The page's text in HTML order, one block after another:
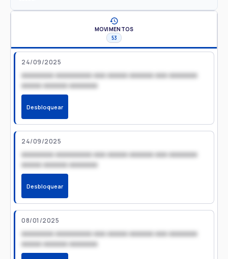
MOVIMENTOS
53
24/09/2025
xxxxxxxx xxxxxxxxx xxx xxxxx xxxxxx xxx xxxxxxx
xxxxx xxxxxx xxxxxxx
Desbloquear
24/09/2025
xxxxxxxx xxxxxxxxx xxx xxxxx xxxxxx xxx xxxxxxx
xxxxx xxxxxx xxxxxxx
Desbloquear
08/01/2025
xxxxxxxx xxxxxxxxx xxx xxxxx xxxxxx xxx xxxxxxx
xxxxx xxxxxx xxxxxxx